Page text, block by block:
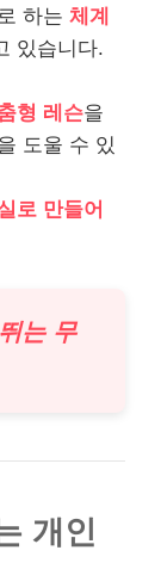
하는 체계
있습니다.
형 레슨을
도울 수 있
로 만들어
는 무
개인